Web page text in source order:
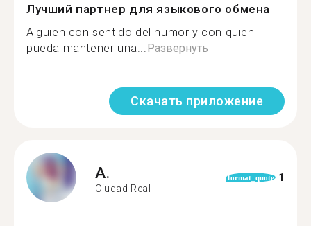
Лучший партнер для языкового обмена
Alguien con sentido del humor y con quien
pueda mantener una...Развернуть
Скачать приложение
A.
Ciudad Real
format_quote 1